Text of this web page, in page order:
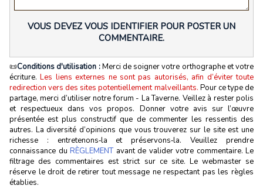
VOUS DEVEZ VOUS IDENTIFIER POUR POSTER UN
COMMENTAIRE.
📜Conditions d'utilisation :Merci de soigner votre orthographe et votre
écriture.Les liens externes ne sont pas autorisés, afin d’éviter toute
redirection vers des sites potentiellement malveillants. Pour ce type de
partage, merci d’utiliser notre forum - La Taverne. Veillez à rester polis
et respectueux dans vos propos. Donner votre avis sur l’œuvre
présentée est plus constructif que de commenter les ressentis des
autres. La diversité d’opinions que vous trouverez sur le site est une
richesse : entretenons‑la et préservons‑la. Veuillez prendre
connaissance du RÈGLEMENTavant de valider votre commentaire. Le
filtrage des commentaires est strict sur ce site. Le webmaster se
réserve le droit de retirer tout message ne respectant pas les règles
établies.